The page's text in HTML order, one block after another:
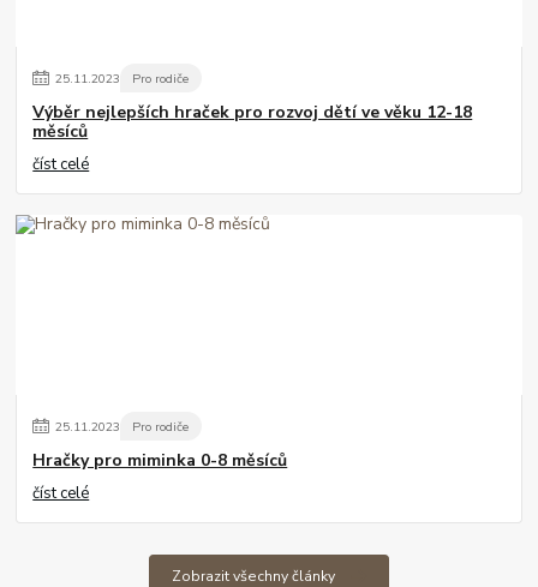
25.11.2023 Pro rodiče
Výběr nejlepších hraček pro rozvoj dětí ve věku 12-18
měsíců
číst celé
25.11.2023 Pro rodiče
Hračky pro miminka 0-8 měsíců
číst celé
Zobrazit všechny články